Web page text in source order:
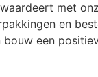
met
en
een